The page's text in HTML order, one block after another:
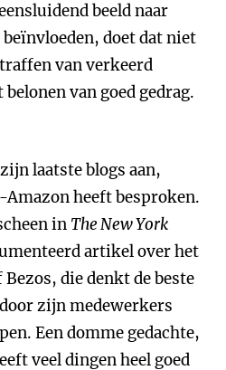
beeld naar
doet dat niet
van verkeerd
van goed gedrag.
laatste blogs aan,
heeft besproken.
in The New York
artikel over het
die denkt de beste
zijn medewerkers
Een domme gedachte,
veel dingen heel goed